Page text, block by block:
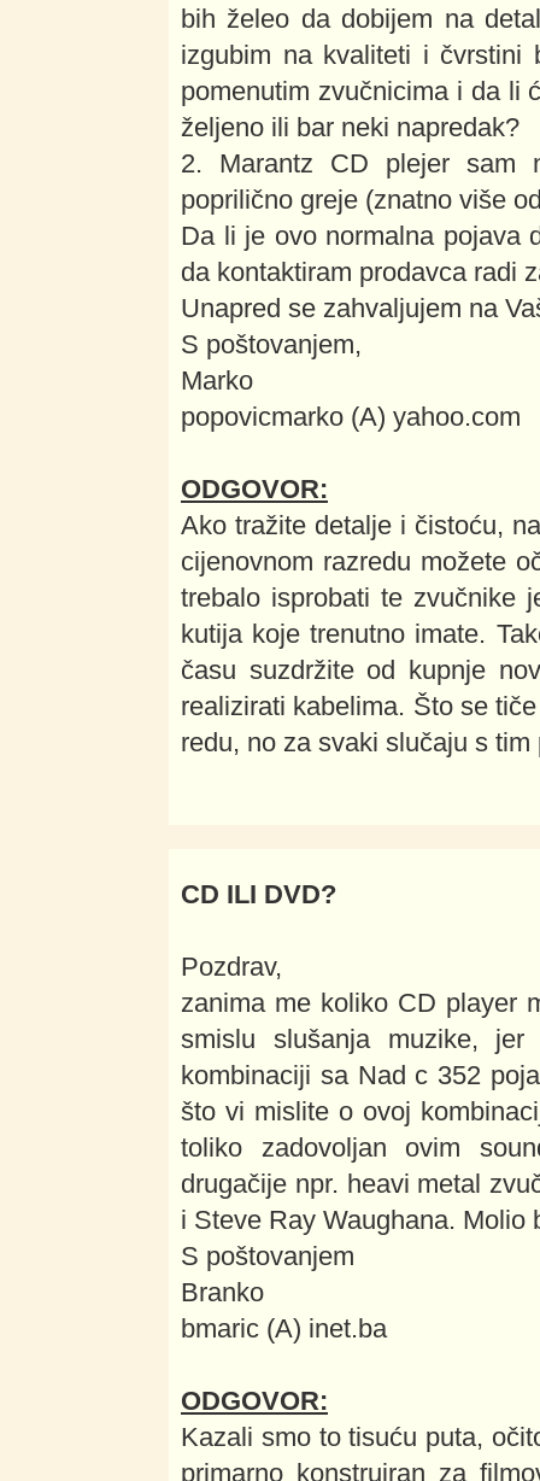
bih želeo da dobijem na
izgubim na kvaliteti i čvrstini
pomenutim zvučnicima i da li
željeno ili bar neki napredak?
2. Marantz CD plejer sam
poprilično greje (znatno više
Da li je ovo normalna pojava
da kontaktiram prodavca radi
Unapred se zahvaljujem na
S poštovanjem,
Marko
popovicmarko (A) yahoo.com
ODGOVOR:
Ako tražite detalje i čistoću,
cijenovnom razredu možete
trebalo isprobati te zvučnike
kutija koje trenutno imate.
času suzdržite od kupnje
realizirati kabelima. Što se
redu, no za svaki slučaju s
CD ILI DVD?
Pozdrav,
zanima me koliko CD player
smislu slušanja muzike,
kombinaciji sa Nad c 352
što vi mislite o ovoj
toliko zadovoljan ovim
drugačije npr. heavi metal
i Steve Ray Waughana. Molio
S poštovanjem
Branko
bmaric (A) inet.ba
ODGOVOR:
Kazali smo to tisuću puta,
primarno konstruiran za